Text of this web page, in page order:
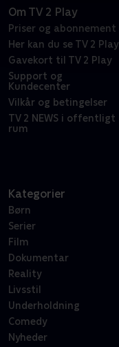
Om TV 2 Play
Priser og abonnement
Her kan du se TV 2 Play
Gavekort til TV 2 Play
Support og
Kundecenter
Vilkår og betingelser
TV 2 NEWS i offentligt
rum
Kategorier
Børn
Serier
Film
Dokumentar
Reality
Livsstil
Underholdning
Comedy
Nyheder